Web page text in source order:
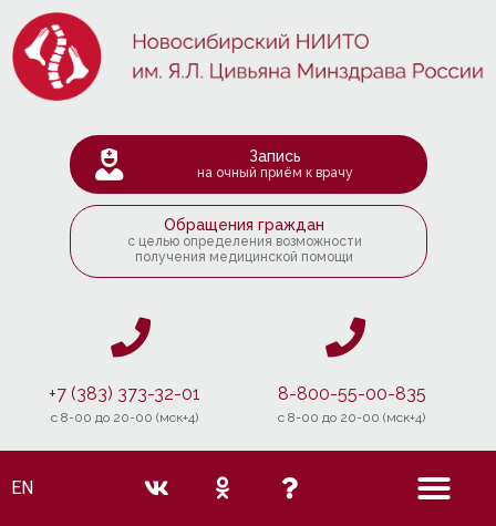
Запись
на очный приём к врачу
Обращения граждан
с целью определения возможности
получения медицинской помощи
+7 (383) 373-32-01
c 8-00 до 20-00 (мск+4)
8-800-55-00-835
c 8-00 до 20-00 (мск+4)
EN